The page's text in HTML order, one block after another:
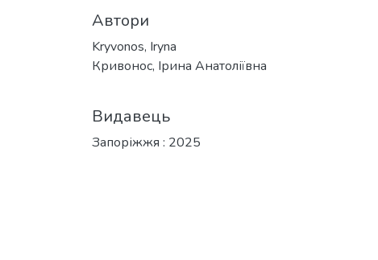
Автори
Kryvonos, Iryna
Кривонос, Ірина Анатоліївна
Видавець
Запоріжжя : 2025